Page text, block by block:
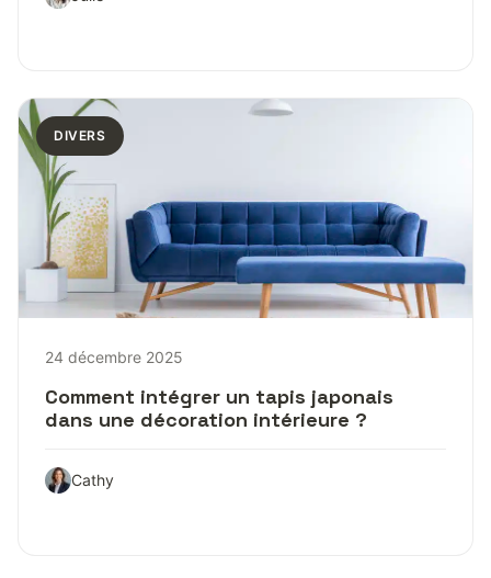
DIVERS
24 décembre 2025
Comment intégrer un tapis japonais
dans une décoration intérieure ?
Cathy